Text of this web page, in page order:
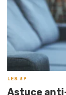
LES 3P
Astuce